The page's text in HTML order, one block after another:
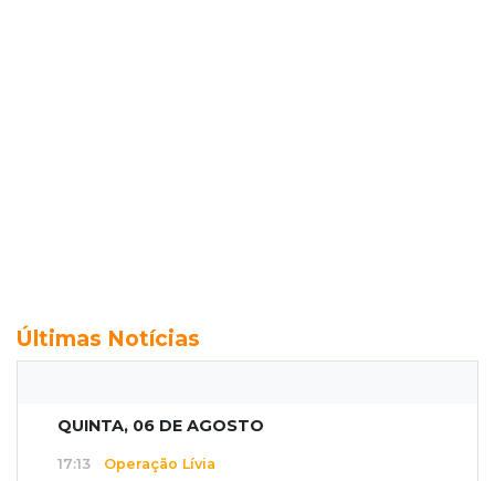
Últimas Notícias
QUINTA, 06 DE AGOSTO
17:13 Operação Lívia